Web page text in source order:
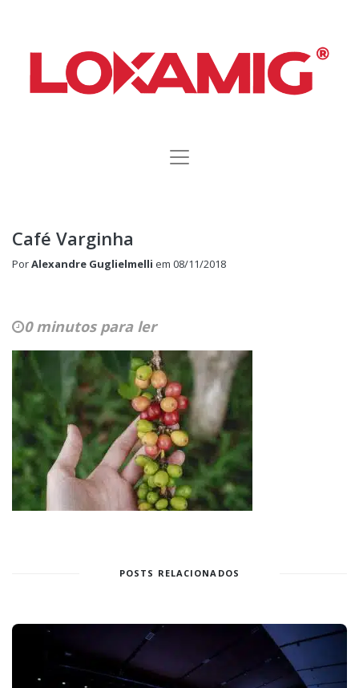
Café Varginha
PorAlexandre Guglielmelli em 08/11/2018
0 minutos para ler
POSTS RELACIONADOS